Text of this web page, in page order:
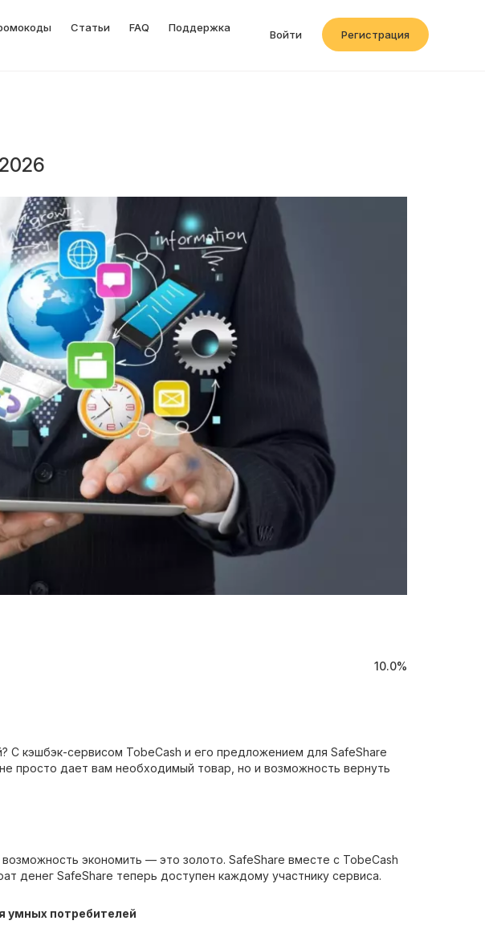
Статьи FAQ Поддержка
Войти Регистрация
10.0%
С кэшбэк-сервисом TobeCash и его предложением для SafeShare
просто дает вам необходимый товар, но и возможность вернуть
экономить — это золото. SafeShare вместе с TobeCash
денег SafeShare теперь доступен каждому участнику сервиса.
умных потребителей